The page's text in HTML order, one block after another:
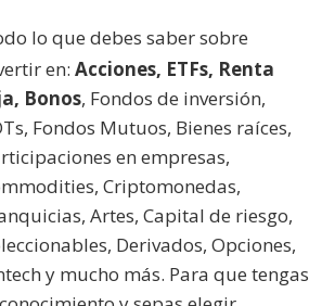
lo que debes saber sobre
en: Acciones, ETFs, Renta
Bonos, Fondos de inversión,
Fondos Mutuos, Bienes raíces,
en empresas,
Criptomonedas,
Artes, Capital de riesgo,
Derivados, Opciones,
y mucho más. Para que tengas